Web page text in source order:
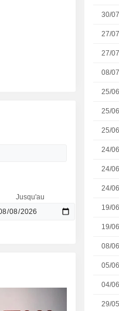
30/07
27/07
27/07
08/07
25/06
25/06
25/06
24/06
24/06
24/06
19/06
19/06
08/06
05/06
04/06
29/05
Jusqu'au